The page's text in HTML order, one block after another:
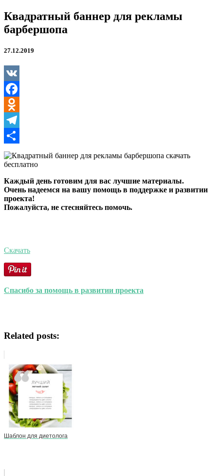
Квадратный
баннер
для
барбершопа
Квадратный баннер для рекламы
барбершопа
27.12.2019
VK
Facebook
Odnoklassniki
Telegram
Отправить
Каждый день готовим для вас лучшие материалы.
Очень надеемся на вашу помощь в поддержке и развитии
проекта!
Пожалуйста, не стесняйтесь помочь.
Скачать
Спасибо за помощь в развитии проекта
Related posts:
Шаблон для диетолога